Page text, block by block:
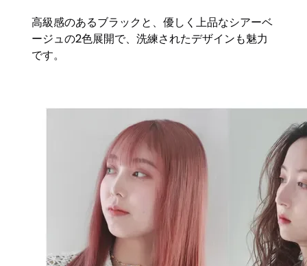
高級感のあるブラックと、優しく上品なシアーベ
ージュの2色展開で、洗練されたデザインも魅力
です。